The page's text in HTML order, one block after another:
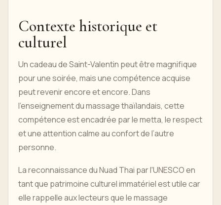
Contexte historique et
culturel
Un cadeau de Saint-Valentin peut être magnifique
pour une soirée, mais une compétence acquise
peut revenir encore et encore. Dans
l’enseignement du massage thaïlandais, cette
compétence est encadrée par le metta, le respect
et une attention calme au confort de l’autre
personne.
La reconnaissance du Nuad Thai par l'UNESCO en
tant que patrimoine culturel immatériel est utile car
elle rappelle aux lecteurs que le massage